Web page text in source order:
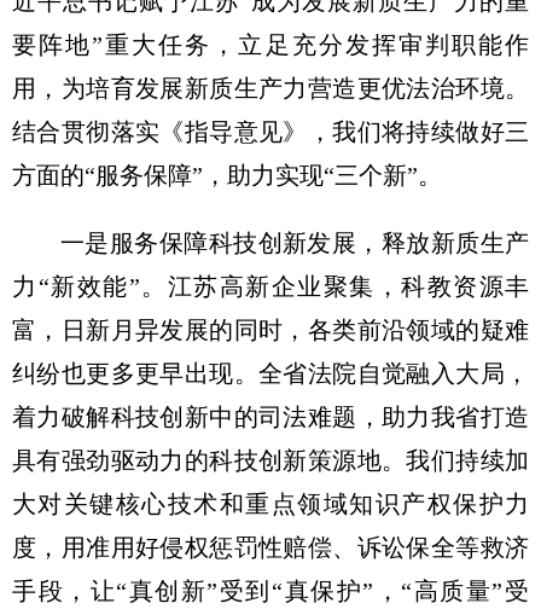
要阵地”重大任务，立足充分发挥审判职能作
用，为培育发展新质生产力营造更优法治环境。
结合贯彻落实《指导意见》，我们将持续做好三
方面的“服务保障”，助力实现“三个新”。
一是服务保障科技创新发展，释放新质生产
力“新效能”。江苏高新企业聚集，科教资源丰
富，日新月异发展的同时，各类前沿领域的疑难
纠纷也更多更早出现。全省法院自觉融入大局，
着力破解科技创新中的司法难题，助力我省打造
具有强劲驱动力的科技创新策源地。我们持续加
大对关键核心技术和重点领域知识产权保护力
度，用准用好侵权惩罚性赔偿、诉讼保全等救济
手段，让“真创新”受到“真保护”，“高质量”受